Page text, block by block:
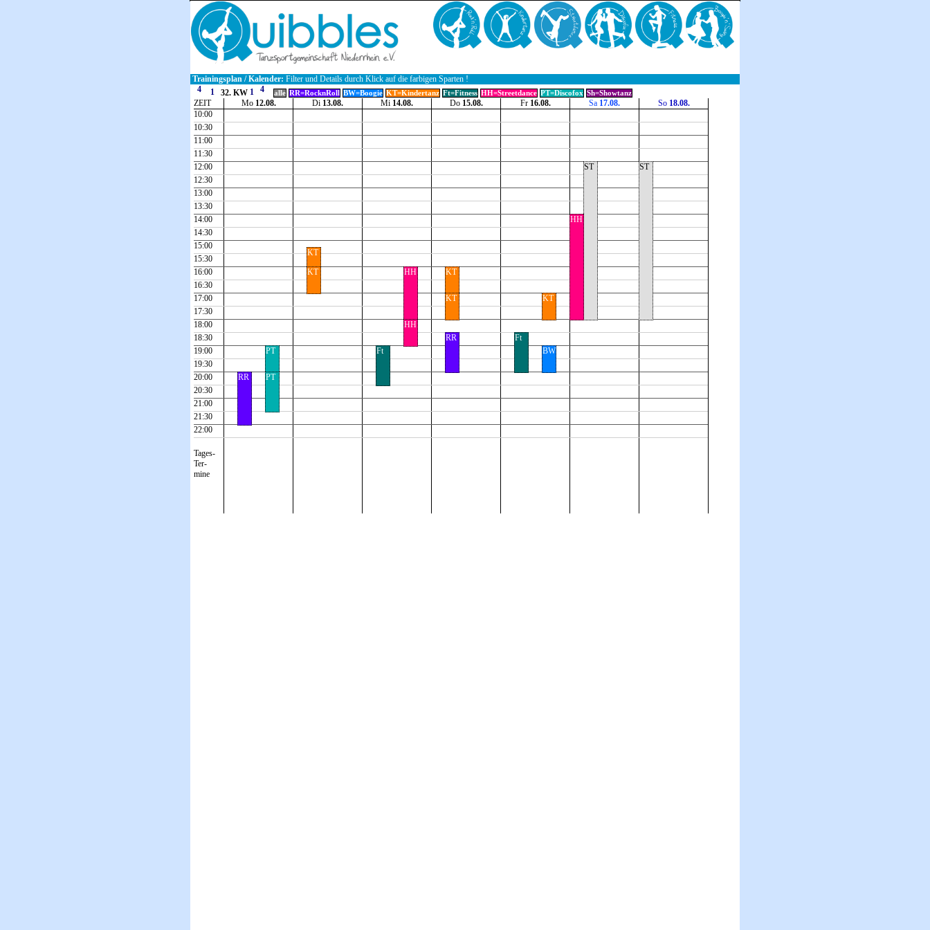
Trainingsplan / Kalender: Filter und Details durch Klick auf die farbigen Sparten !
32. KW
alle RR=RocknRoll BW=Boogie KT=Kindertanz Ft=Fitness HH=Streetdance PT=Discofox Sh=Showtanz
ZEIT Mo 12.08. Di 13.08. Mi 14.08. Do 15.08. Fr 16.08. Sa 17.08. So 18.08.
10:00
10:30
11:00
11:30
12:00
12:30
13:00
13:30
14:00
14:30
15:00
15:30
16:00
16:30
17:00
17:30
18:00
18:30
19:00
19:30
20:00
20:30
21:00
21:30
22:00
Tages-
Ter-
mine
PT
PT
RR
KT
KT HH
HH
Ft
KT
KT
RR
KT
Ft
BW
ST
HH
ST